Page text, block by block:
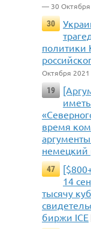
— 30 Октября
30
политики
Октября 2021
19
время
немецкий
47
14
тысячу
биржи ICE